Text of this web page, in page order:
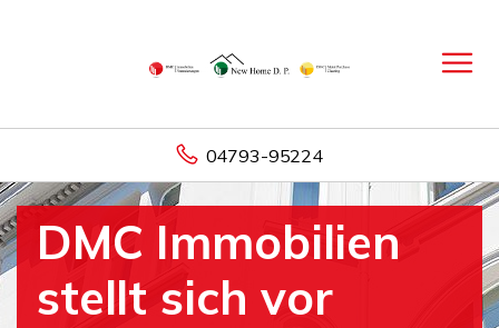
04793-95224
DMC Immobilien
stellt sich vor